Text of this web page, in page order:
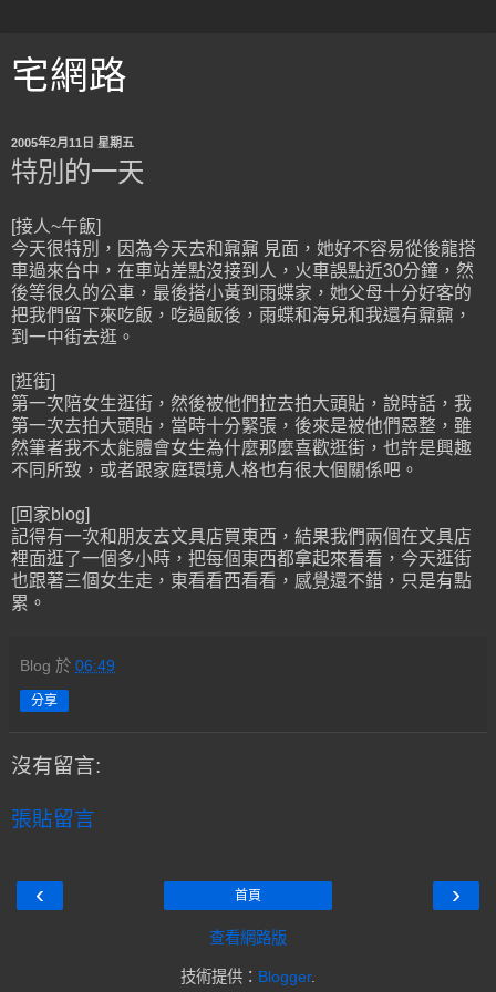
宅網路
2005年2月11日 星期五
特別的一天
[接人~午飯]
今天很特別，因為今天去和鼐鼐 見面，她好不容易從後龍搭
車過來台中，在車站差點沒接到人，火車誤點近30分鐘，然
後等很久的公車，最後搭小黃到雨蝶家，她父母十分好客的
把我們留下來吃飯，吃過飯後，雨蝶和海兒和我還有鼐鼐，
到一中街去逛。
[逛街]
第一次陪女生逛街，然後被他們拉去拍大頭貼，說時話，我
第一次去拍大頭貼，當時十分緊張，後來是被他們惡整，雖
然筆者我不太能體會女生為什麼那麼喜歡逛街，也許是興趣
不同所致，或者跟家庭環境人格也有很大個關係吧。
[回家blog]
記得有一次和朋友去文具店買東西，結果我們兩個在文具店
裡面逛了一個多小時，把每個東西都拿起來看看，今天逛街
也跟著三個女生走，東看看西看看，感覺還不錯，只是有點
累。
Blog 於 06:49
分享
沒有留言:
張貼留言
‹ ›
首頁
查看網路版
技術提供： Blogger.